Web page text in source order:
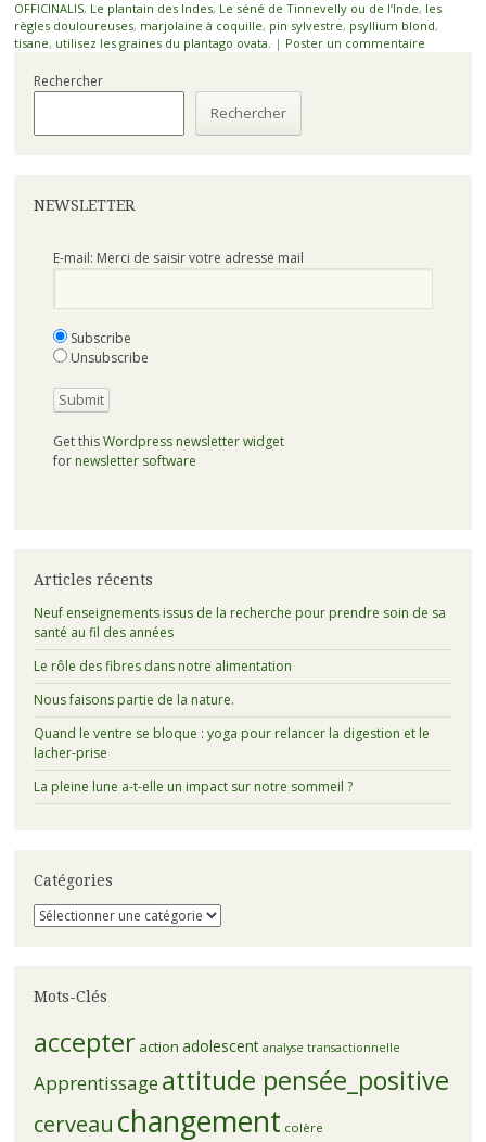
OFFICINALIS, Le plantain des Indes, Le séné de Tinnevelly ou de l’Inde, les
règles douloureuses, marjolaine à coquille, pin sylvestre, psyllium blond,
tisane, utilisez les graines du plantago ovata. | Poster un commentaire
Rechercher
Rechercher
NEWSLETTER
E-mail: Merci de saisir votre adresse mail
Subscribe
Unsubscribe
Get thisWordpress newsletter widget
for newsletter software
Articles récents
Neuf enseignements issus de la recherche pour prendre soin de sa
santé au fil des années
Le rôle des fibres dans notre alimentation
Nous faisons partie de la nature.
Quand le ventre se bloque : yoga pour relancer la digestion et le
lacher-prise
La pleine lune a-t-elle un impact sur notre sommeil ?
Catégories
Catégories
Mots-Clés
accepter action adolescent analyse transactionnelle
Apprentissage attitude pensée_positive
cerveau changement colère